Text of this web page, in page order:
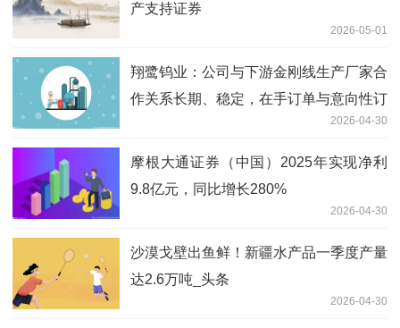
产支持证券
2026-05-01
翔鹭钨业：公司与下游金刚线生产厂家合
作关系长期、稳定，在手订单与意向性订
2026-04-30
摩根大通证券（中国）2025年实现净利
9.8亿元，同比增长280%
2026-04-30
沙漠戈壁出鱼鲜！新疆水产品一季度产量
达2.6万吨_头条
2026-04-30